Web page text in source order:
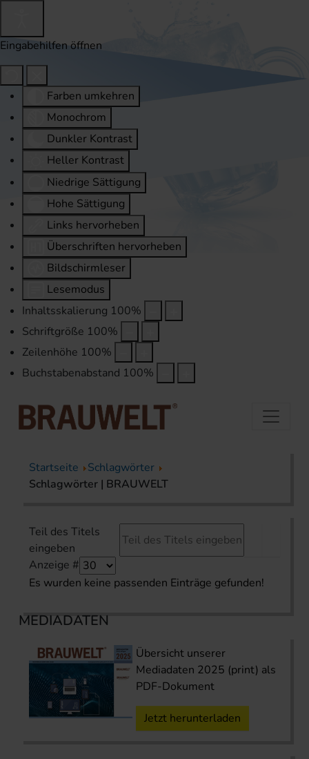
Eingabehilfen öffnen
Farben umkehren
Monochrom
Dunkler Kontrast
Heller Kontrast
Niedrige Sättigung
Hohe Sättigung
Links hervorheben
Überschriften hervorheben
Bildschirmleser
Lesemodus
Inhaltsskalierung 100%
Schriftgröße 100%
Zeilenhöhe 100%
Buchstabenabstand 100%
Startseite
Schlagwörter
Schlagwörter | BRAUWELT
Teil des Titels
eingeben
Anzeige #
Es wurden keine passenden Einträge gefunden!
MEDIADATEN
Übersicht unserer
Mediadaten 2025 (print) als
PDF-Dokument
Jetzt herunterladen